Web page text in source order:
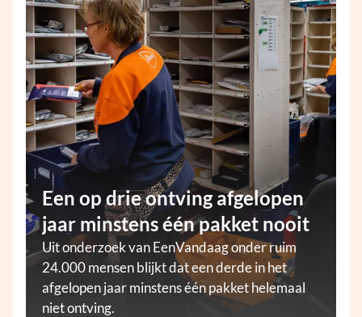
Een op drie ontving afgelopen
jaar minstens één pakket nooit
Uit onderzoek van EenVandaag onder ruim
24.000 mensen blijkt dat een derde in het
afgelopen jaar minstens één pakket helemaal
niet ontving.